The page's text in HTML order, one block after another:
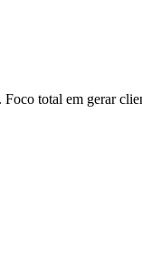
total em gerar